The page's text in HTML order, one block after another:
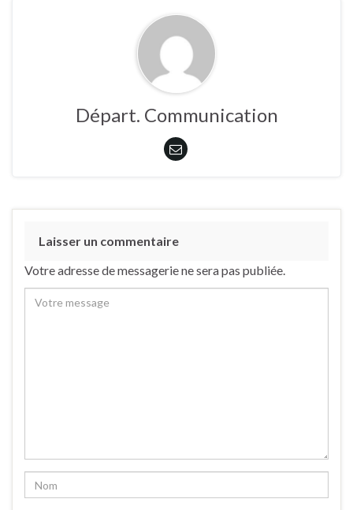
Départ. Communication
Laisser un commentaire
Votre adresse de messagerie ne sera pas publiée.